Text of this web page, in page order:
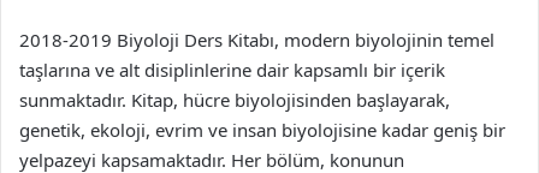
2018-2019 Biyoloji Ders Kitabı, modern biyolojinin temel
taşlarına ve alt disiplinlerine dair kapsamlı bir içerik
sunmaktadır. Kitap, hücre biyolojisinden başlayarak,
genetik, ekoloji, evrim ve insan biyolojisine kadar geniş bir
yelpazeyi kapsamaktadır. Her bölüm, konunun